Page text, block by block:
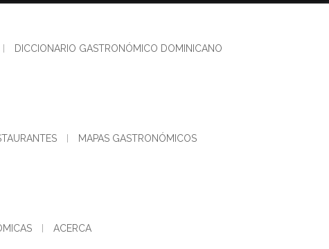
DICCIONARIO GASTRONÓMICO DOMINICANO
MAPAS GASTRONÓMICOS
ACERCA